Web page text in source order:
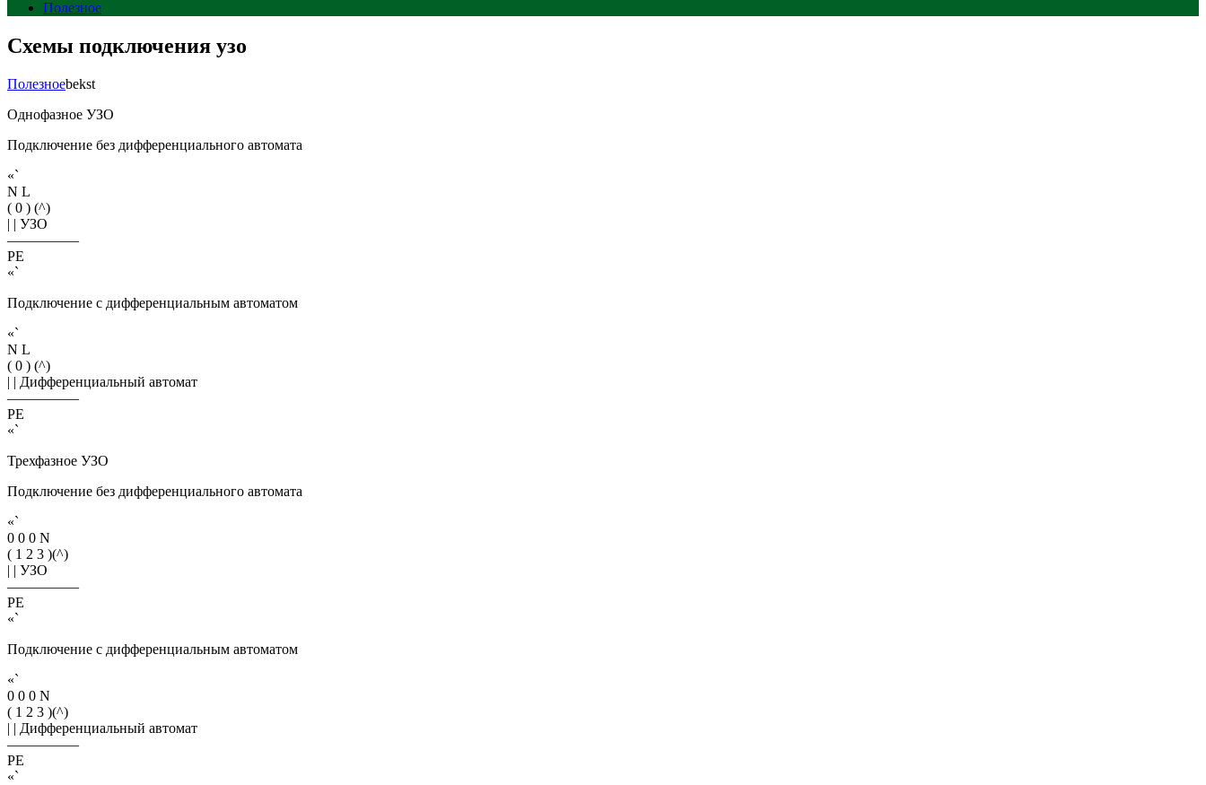
Полезное
Схемы подключения узо
Полезноеbekst
Однофазное УЗО
Подключение без дифференциального автомата
«`
N L
( 0 ) (^)
| | УЗО
—————
PE
«`
Подключение с дифференциальным автоматом
«`
N L
( 0 ) (^)
| | Дифференциальный автомат
—————
PE
«`
Трехфазное УЗО
Подключение без дифференциального автомата
«`
0 0 0 N
( 1 2 3 )(^)
| | УЗО
—————
PE
«`
Подключение с дифференциальным автоматом
«`
0 0 0 N
( 1 2 3 )(^)
| | Дифференциальный автомат
—————
PE
«`